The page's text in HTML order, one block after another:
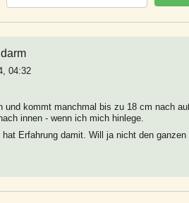
04:32
und kommt manchmal bis zu 18 cm nach
innen - wenn ich mich hinlege.
Erfahrung damit. Will ja nicht den